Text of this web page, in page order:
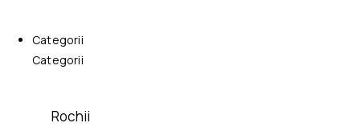
Categorii
Categorii
Rochii